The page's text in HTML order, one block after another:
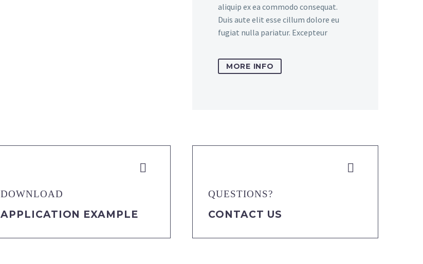
aliquip ex ea commodo consequat.
Duis aute elit esse cillum dolore eu
fugiat nulla pariatur. Excepteur
MORE INFO


DOWNLOAD
APPLICATION EXAMPLE


QUESTIONS?
CONTACT US